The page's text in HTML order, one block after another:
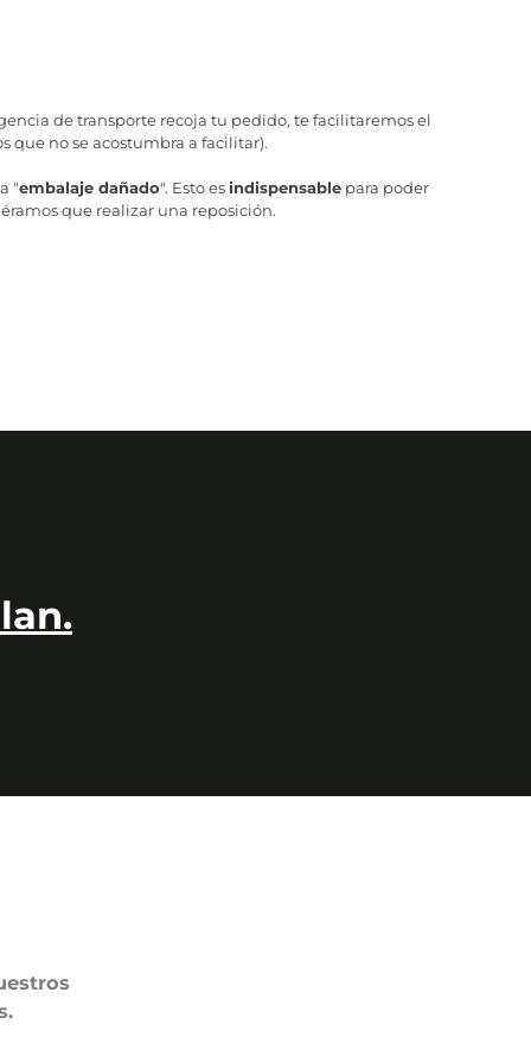
de transporte recoja tu pedido, te facilitaremos el
que no se acostumbra a facilitar).
"embalaje dañado". Esto esindispensablepara poder
que realizar una reposición.